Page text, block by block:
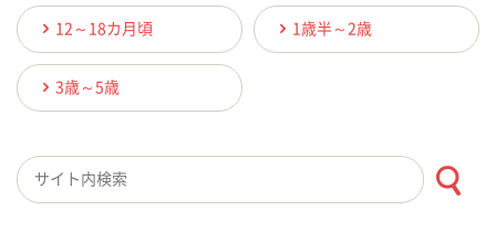
12～18カ月頃 1歳半～2歳
3歳～5歳
検索キーワード入力